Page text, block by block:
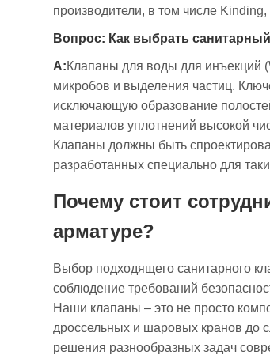
производители, в том числе
Вопрос: Как выбрать
А:Клапаны для воды для инъекций
микробов и выделения частиц.
исключающую образование
материалов уплотнений высокой
Клапаны должны быть
разработанных специально для
Почему стоит
арматуре?
Выбор подходящего санитарного
соблюдение требований
Наши клапаны – это не просто
дроссельных и шаровых кранов до
решения разнообразных задач